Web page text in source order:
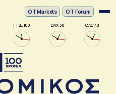
FTSE 100 DAX 30 CAC 40
ΟΤ Markets OT Forum